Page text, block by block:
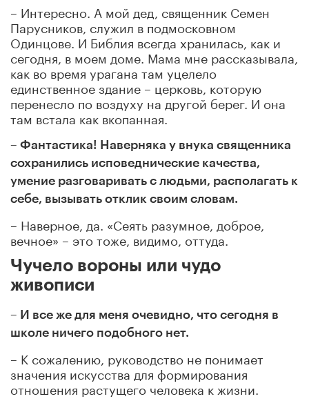
– Интересно. А мой дед, священник Семен
Парусников, служил в подмосковном
Одинцове. И Библия всегда хранилась, как и
сегодня, в моем доме. Мама мне рассказывала,
как во время урагана там уцелело
единственное здание – церковь, которую
перенесло по воздуху на другой берег. И она
там встала как вкопанная.
– Фантастика! Наверняка у внука священника
сохранились исповеднические качества,
умение разговаривать с людьми, располагать к
себе, вызывать отклик своим словам.
– Наверное, да. «Сеять разумное, доброе,
вечное» – это тоже, видимо, оттуда.
Чучело вороны или чудо
живописи
– И все же для меня очевидно, что сегодня в
школе ничего подобного нет.
– К сожалению, руководство не понимает
значения искусства для формирования
отношения растущего человека к жизни.